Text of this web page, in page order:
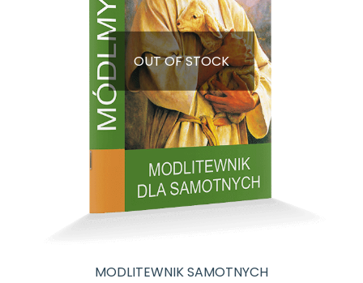
OUT OF STOCK
MODLITEWNIK SAMOTNYCH